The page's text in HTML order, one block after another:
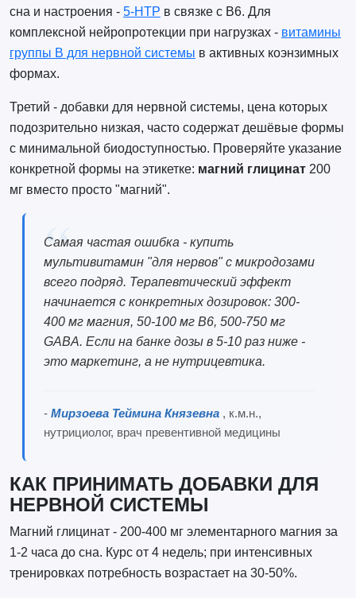
сна и настроения - 5-HTP в связке с B6. Для
комплексной нейропротекции при нагрузках - витамины
группы B для нервной системы в активных коэнзимных
формах.
Третий - добавки для нервной системы, цена которых
подозрительно низкая, часто содержат дешёвые формы
с минимальной биодоступностью. Проверяйте указание
конкретной формы на этикетке: магний глицинат200
мг вместо просто "магний".
Самая частая ошибка - купить
мультивитамин "для нервов" с микродозами
всего подряд. Терапевтический эффект
начинается с конкретных дозировок: 300-
400 мг магния, 50-100 мг B6, 500-750 мг
GABA. Если на банке дозы в 5-10 раз ниже -
это маркетинг, а не нутрицевтика.
- Мирзоева Теймина Князевна , к.м.н.,
нутрициолог, врач превентивной медицины
КАК ПРИНИМАТЬ ДОБАВКИ ДЛЯ
НЕРВНОЙ СИСТЕМЫ
Магний глицинат - 200-400 мг элементарного магния за
1-2 часа до сна. Курс от 4 недель; при интенсивных
тренировках потребность возрастает на 30-50%.